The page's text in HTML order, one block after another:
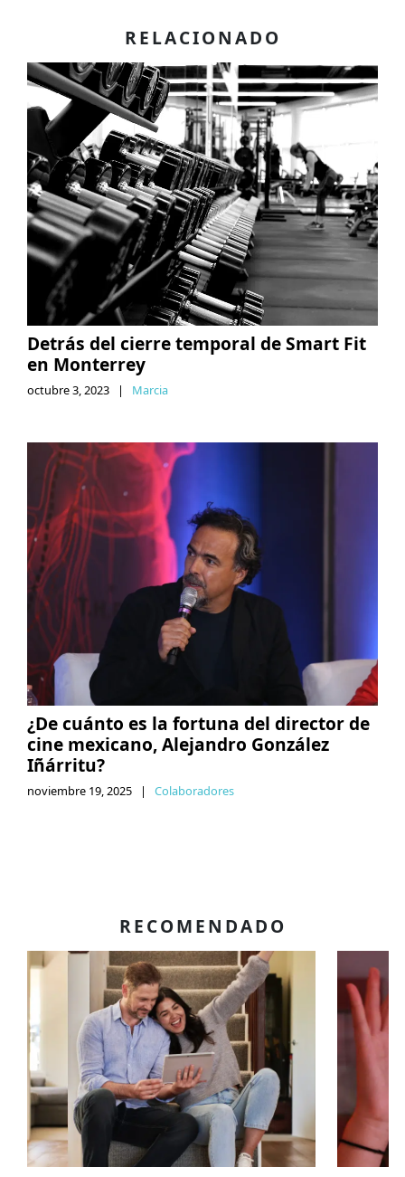
RELACIONADO
Detrás del cierre temporal de Smart Fit
en Monterrey
octubre 3, 2023 | Marcia
¿De cuánto es la fortuna del director de
cine mexicano, Alejandro González
Iñárritu?
noviembre 19, 2025 | Colaboradores
RECOMENDADO